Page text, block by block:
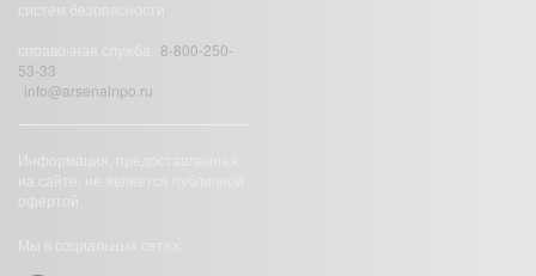
8-800-250-
53-33
info@arsenalnpo.ru
Информация, предоставленная
Мы в социальных сетях: